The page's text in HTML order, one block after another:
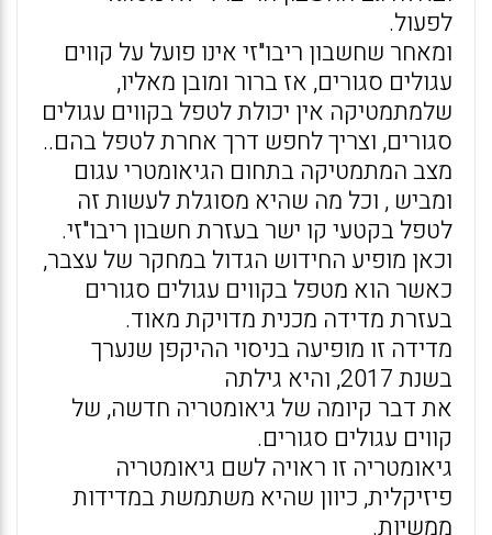
לפעול.
ומאחר שחשבון ריבו"זי אינו פועל על קווים
עגולים סגורים, אז ברור ומובן מאליו,
שלמתמטיקה אין יכולת לטפל בקווים עגולים
סגורים, וצריך לחפש דרך אחרת לטפל בהם..
מצב המתמטיקה בתחום הגיאומטרי עגום
ומביש , וכל מה שהיא מסוגלת לעשות זה
לטפל בקטעי קו ישר בעזרת חשבון ריבו"זי.
וכאן מופיע החידוש הגדול במחקר של עצבר,
כאשר הוא מטפל בקווים עגולים סגורים
בעזרת מדידה מכנית מדויקת מאוד.
מדידה זו מופיעה בניסוי ההיקפן שנערך
בשנת 2017, והיא גילתה
את דבר קיומה של גיאומטריה חדשה, של
קווים עגולים סגורים.
גיאומטריה זו ראויה לשם גיאומטריה
פיזיקלית, כיוון שהיא משתמשת במדידות
ממשיות.